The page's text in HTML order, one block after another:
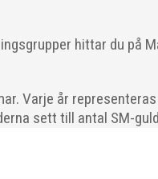
hittar du på
Varje år
sett till antal SM-
en liten sammanfattning
Bilder, klicka här!